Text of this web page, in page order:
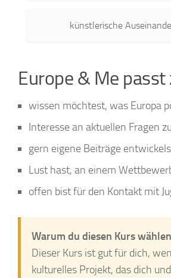
künstlerische
Europe & Me
wissen möchtest, was Europa
Interesse an aktuellen Fragen
gern eigene Beiträge
Lust hast, an einem
offen bist für den Kontakt mit
Warum du diesen Kurs
Dieser Kurs ist gut für dich,
kulturelles Projekt, das dich